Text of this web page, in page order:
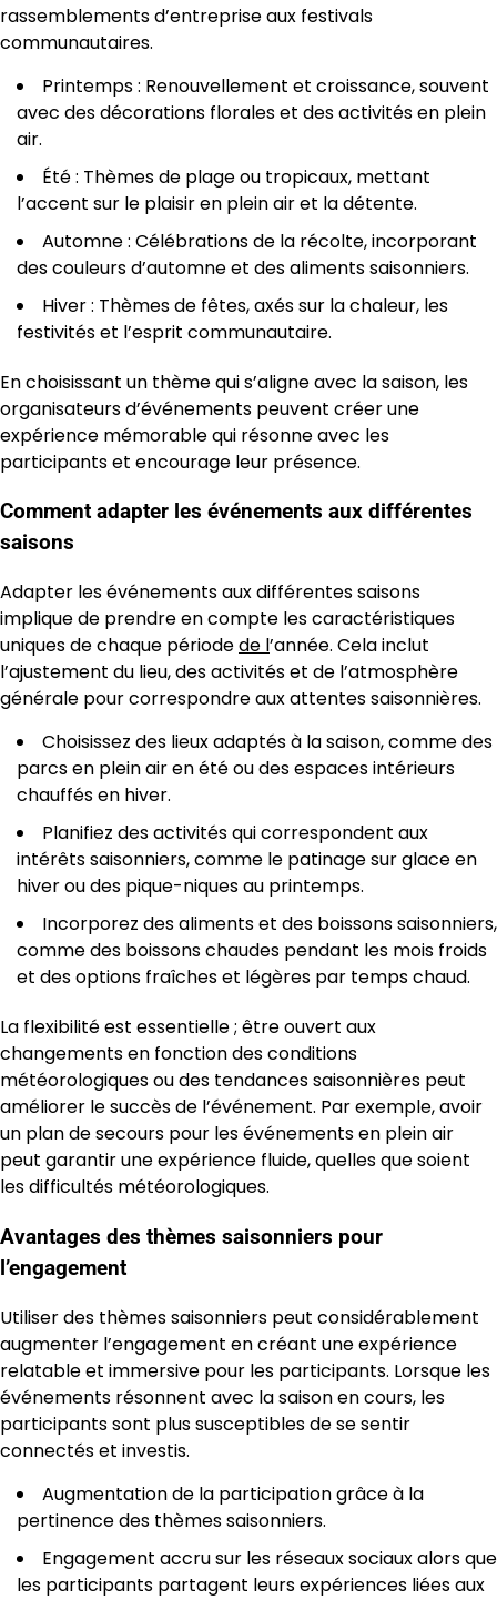
rassemblements d’entreprise aux festivals
communautaires.
Printemps : Renouvellement et croissance, souvent
avec des décorations florales et des activités en plein
air.
Été : Thèmes de plage ou tropicaux, mettant
l’accent sur le plaisir en plein air et la détente.
Automne : Célébrations de la récolte, incorporant
des couleurs d’automne et des aliments saisonniers.
Hiver : Thèmes de fêtes, axés sur la chaleur, les
festivités et l’esprit communautaire.
En choisissant un thème qui s’aligne avec la saison, les
organisateurs d’événements peuvent créer une
expérience mémorable qui résonne avec les
participants et encourage leur présence.
Comment adapter les événements aux différentes
saisons
Adapter les événements aux différentes saisons
implique de prendre en compte les caractéristiques
uniques de chaque périodede l’année. Cela inclut
l’ajustement du lieu, des activités et de l’atmosphère
générale pour correspondre aux attentes saisonnières.
Choisissez des lieux adaptés à la saison, comme des
parcs en plein air en été ou des espaces intérieurs
chauffés en hiver.
Planifiez des activités qui correspondent aux
intérêts saisonniers, comme le patinage sur glace en
hiver ou des pique-niques au printemps.
Incorporez des aliments et des boissons saisonniers,
comme des boissons chaudes pendant les mois froids
et des options fraîches et légères par temps chaud.
La flexibilité est essentielle ; être ouvert aux
changements en fonction des conditions
météorologiques ou des tendances saisonnières peut
améliorer le succès de l’événement. Par exemple, avoir
un plan de secours pour les événements en plein air
peut garantir une expérience fluide, quelles que soient
les difficultés météorologiques.
Avantages des thèmes saisonniers pour
l’engagement
Utiliser des thèmes saisonniers peut considérablement
augmenter l’engagement en créant une expérience
relatable et immersive pour les participants. Lorsque les
événements résonnent avec la saison en cours, les
participants sont plus susceptibles de se sentir
connectés et investis.
Augmentation de la participation grâce à la
pertinence des thèmes saisonniers.
Engagement accru sur les réseaux sociaux alors que
les participants partagent leurs expériences liées aux